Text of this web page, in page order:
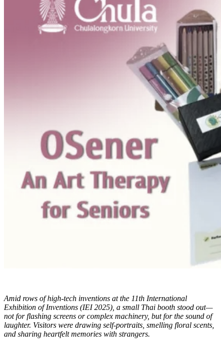
Amid rows of high-tech inventions at the 11th International
Exhibition of Inventions (IEI 2025), a small Thai booth stood out—
not for flashing screens or complex machinery, but for the sound of
laughter. Visitors were drawing self-portraits, smelling floral scents,
and sharing heartfelt memories with strangers.